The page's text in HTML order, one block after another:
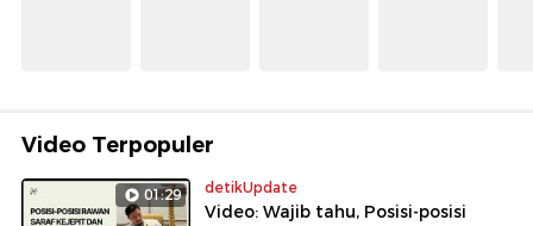
Video Terpopuler
01:29 detikUpdate
Video: Wajib tahu, Posisi-posisi